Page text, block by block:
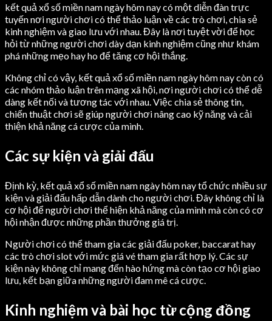
kết quả xổ số miền nam ngày hôm nay có một diễn đàn trực
tuyến nơi người chơi có thể thảo luận về các trò chơi, chia sẻ
kinh nghiệm và giao lưu với nhau. Đây là nơi tuyệt vời để học
hỏi từ những người chơi dày dạn kinh nghiệm cũng như khám
phá những mẹo hay ho để tăng cơ hội thắng.
Không chỉ có vậy, kết quả xổ số miền nam ngày hôm nay còn có
các nhóm thảo luận trên mạng xã hội, nơi người chơi có thể dễ
dàng kết nối và tương tác với nhau. Việc chia sẻ thông tin,
chiến thuật chơi sẽ giúp người chơi nâng cao kỹ năng và cải
thiện khả năng cá cược của mình.
Các sự kiện và giải đấu
Định kỳ, kết quả xổ số miền nam ngày hôm nay tổ chức nhiều sự
kiện và giải đấu hấp dẫn dành cho người chơi. Đây không chỉ là
cơ hội để người chơi thể hiện khả năng của mình mà còn có cơ
hội nhận được những phần thưởng giá trị.
Người chơi có thể tham gia các giải đấu poker, baccarat hay
các trò chơi slot với mức giá vé tham gia rất hợp lý. Các sự
kiện này không chỉ mang đến hào hứng mà còn tạo cơ hội giao
lưu, kết bạn giữa những người đam mê cá cược.
Kinh nghiệm và bài học từ cộng đồng